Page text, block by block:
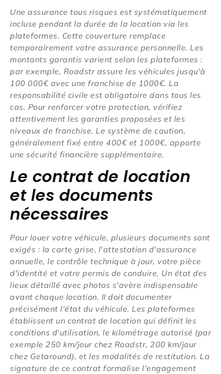
Une assurance tous risques est systématiquement
incluse pendant la durée de la location via les
plateformes. Cette couverture remplace
temporairement votre assurance personnelle. Les
montants garantis varient selon les plateformes :
par exemple, Roadstr assure les véhicules jusqu'à
100 000€ avec une franchise de 1000€. La
responsabilité civile est obligatoire dans tous les
cas. Pour renforcer votre protection, vérifiez
attentivement les garanties proposées et les
niveaux de franchise. Le système de caution,
généralement fixé entre 400€ et 1000€, apporte
une sécurité financière supplémentaire.
Le contrat de location
et les documents
nécessaires
Pour louer votre véhicule, plusieurs documents sont
exigés : la carte grise, l'attestation d'assurance
annuelle, le contrôle technique à jour, votre pièce
d'identité et votre permis de conduire. Un état des
lieux détaillé avec photos s'avère indispensable
avant chaque location. Il doit documenter
précisément l'état du véhicule. Les plateformes
établissent un contrat de location qui définit les
conditions d'utilisation, le kilométrage autorisé (par
exemple 250 km/jour chez Roadstr, 200 km/jour
chez Getaround), et les modalités de restitution. La
signature de ce contrat formalise l'engagement